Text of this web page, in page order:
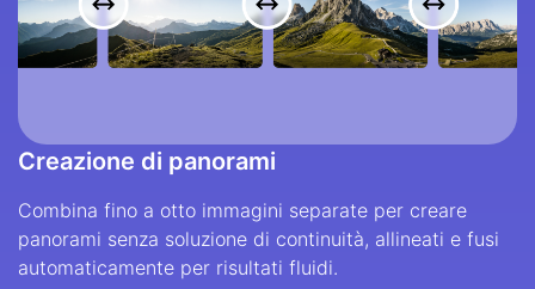
Creazione di panorami
Combina fino a otto immagini separate per creare
panorami senza soluzione di continuità, allineati e fusi
automaticamente per risultati fluidi.